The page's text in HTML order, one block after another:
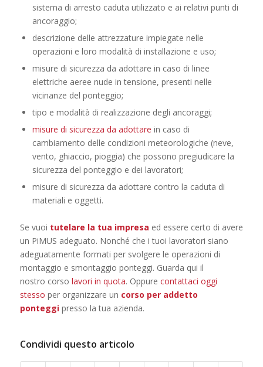
sistema di arresto caduta utilizzato e ai relativi punti di
ancoraggio;
descrizione delle attrezzature impiegate nelle
operazioni e loro modalità di installazione e uso;
misure di sicurezza da adottare in caso di linee
elettriche aeree nude in tensione, presenti nelle
vicinanze del ponteggio;
tipo e modalità di realizzazione degli ancoraggi;
misure di sicurezza da adottare in caso di
cambiamento delle condizioni meteorologiche (neve,
vento, ghiaccio, pioggia) che possono pregiudicare la
sicurezza del ponteggio e dei lavoratori;
misure di sicurezza da adottare contro la caduta di
materiali e oggetti.
Se vuoi tutelare la tua impresa ed essere certo di avere
un PiMUS adeguato. Nonché che i tuoi lavoratori siano
adeguatamente formati per svolgere le operazioni di
montaggio e smontaggio ponteggi. Guarda qui il
nostro corso lavori in quota. Oppure contattaci oggi
stesso per organizzare un corso per addetto
ponteggipresso la tua azienda.
Condividi questo articolo